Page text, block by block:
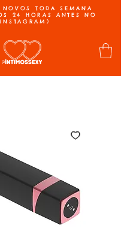
NOVOS TODA SEMANA
24 HORAS ANTES NO
INSTAGRAM)